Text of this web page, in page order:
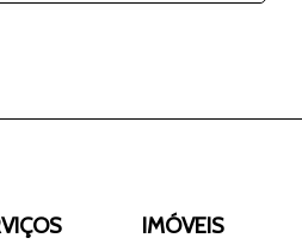
IMÓVEIS